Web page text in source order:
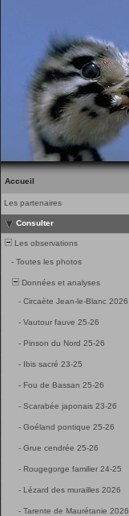
Accueil
Les partenaires
Consulter
Les observations
- Toutes les photos
Données et analyses
- Circaète Jean-le-Blanc 2026
- Vautour fauve 25-26
- Pinson du Nord 25-26
- Ibis sacré 23-25
- Fou de Bassan 25-26
- Scarabée japonais 23-26
- Goéland pontique 25-26
- Grue cendrée 25-26
- Rougegorge familier 24-25
- Lézard des murailles 2026
- Tarente de Maurétanie 2026